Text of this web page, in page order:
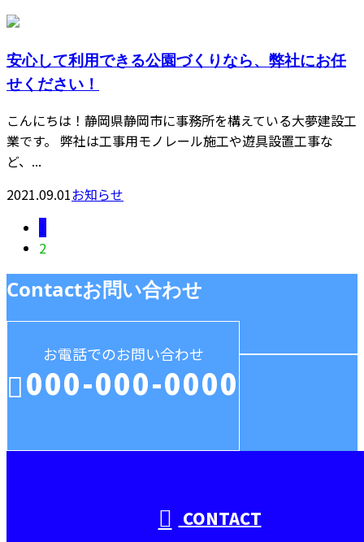
安心して利用できる公園づくりなら、弊社にお任
せください！
こんにちは！静岡県静岡市に事務所を構えている大夢建設工
業です。 弊社は工事用モノレール施工や遊具設置工事な
ど、...
2021.09.01お知らせ
2
Contactお問い合わせ
お電話でのお問い合わせ
000-000-0000
CONTACT